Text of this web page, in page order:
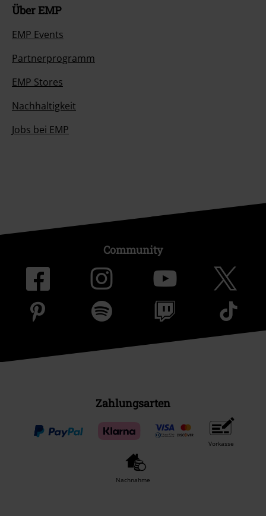
Über EMP
EMP Events
Partnerprogramm
EMP Stores
Nachhaltigkeit
Jobs bei EMP
Community
Zahlungsarten
Vorkasse
Nachnahme